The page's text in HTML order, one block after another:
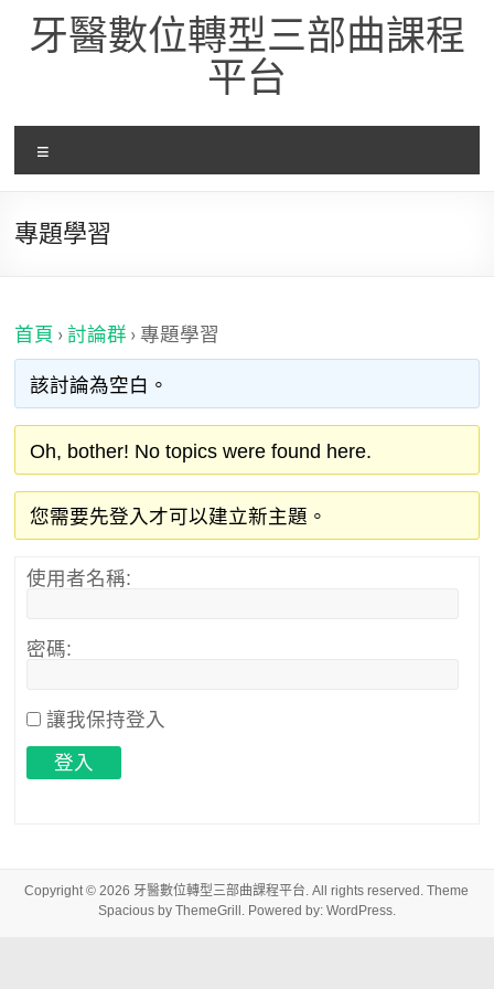
content牙醫數位轉型三部曲課程
平台
單
專題學習
首頁 › 討論群 › 專題學習
該討論為空白。
Oh, bother! No topics were found here.
您需要先登入才可以建立新主題。
使用者名稱:
密碼:
讓我保持登入
登入
Copyright © 2026 牙醫數位轉型三部曲課程平台. All rights reserved. Theme
Spaciousby ThemeGrill. Powered by: WordPress.